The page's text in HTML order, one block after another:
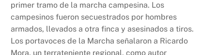
primer tramo de la marcha campesina. Los
campesinos fueron secuestrados por hombres
armados, llevados a otra finca y asesinados a tiros.
Los portavoces de la Marcha señalaron a Ricardo
Mora, un terrateniente regional, como autor